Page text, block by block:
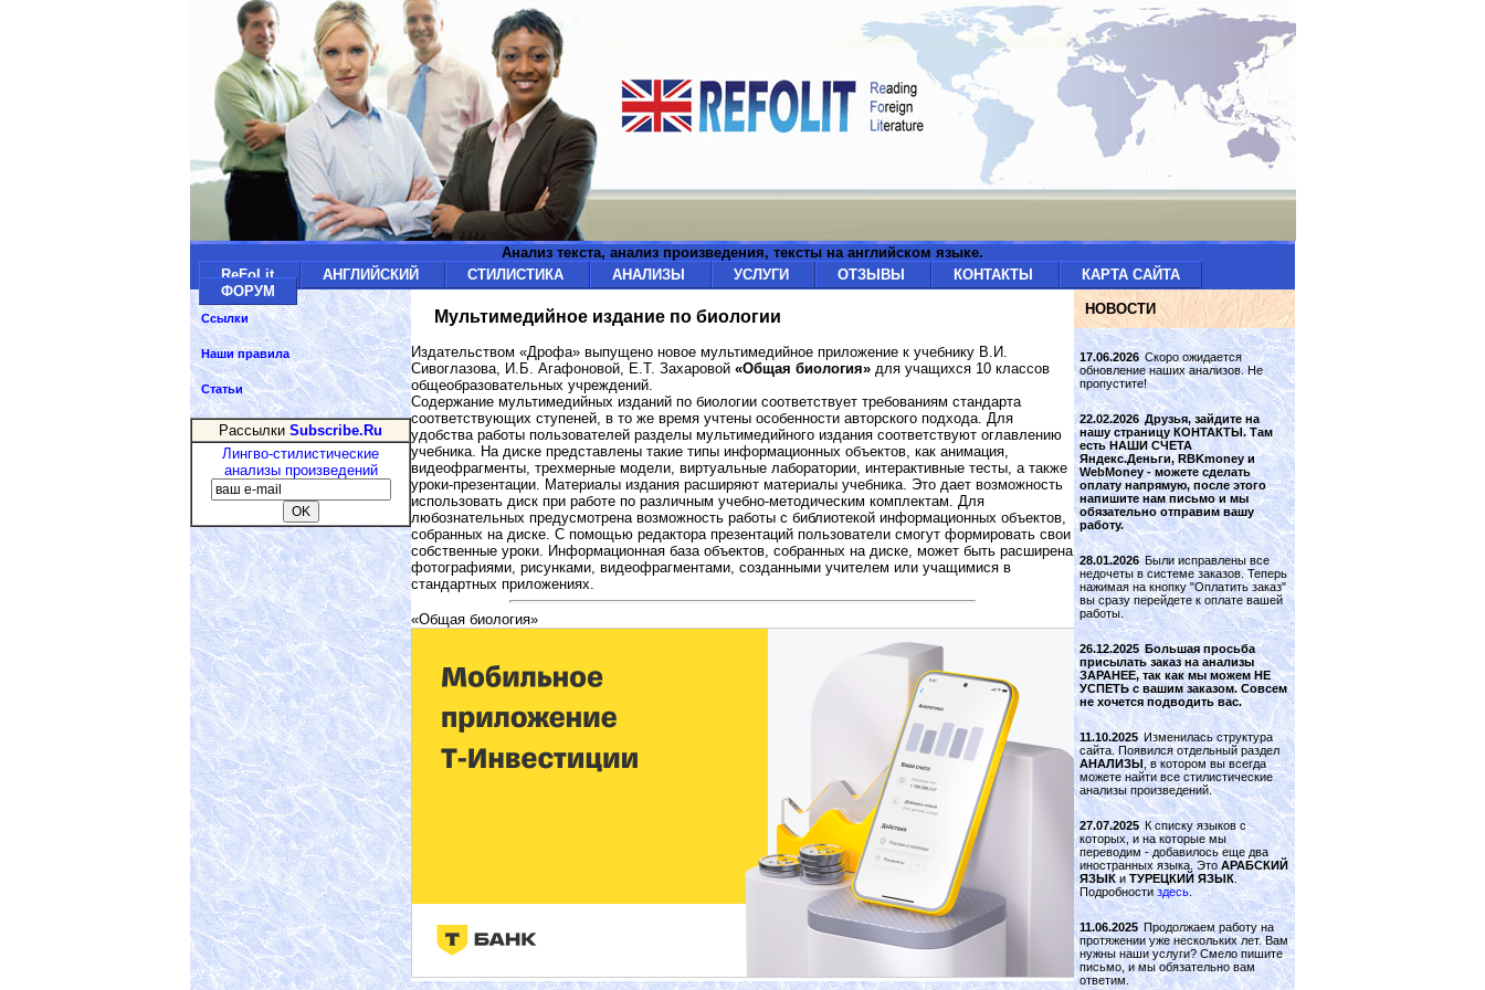
Анализ текста, анализ произведения, тексты на английском языке.
ReFoLit
АНГЛИЙСКИЙ СТИЛИСТИКА АНАЛИЗЫ УСЛУГИ ОТЗЫВЫ КОНТАКТЫ
КАРТА САЙТА
ФОРУМ
Мультимедийное издание по биологии
Издательством «Дрофа» выпущено новое мультимедийное приложение к учебнику В.И.
Сивоглазова, И.Б. Агафоновой, Е.Т. Захаровой «Общая биология» для учащихся 10 классов
общеобразовательных учреждений.
Содержание мультимедийных изданий по биологии соответствует требованиям стандарта
соответствующих ступеней, в то же время учтены особенности авторского подхода. Для
удобства работы пользователей разделы мультимедийного издания соответствуют оглавлению
учебника. На диске представлены такие типы информационных объектов, как анимация,
видеофрагменты, трехмерные модели, виртуальные лаборатории, интерактивные тесты, а также
уроки-презентации. Материалы издания расширяют материалы учебника. Это дает возможность
использовать диск при работе по различным учебно-методическим комплектам. Для
любознательных предусмотрена возможность работы с библиотекой информационных объектов,
собранных на диске. С помощью редактора презентаций пользователи смогут формировать свои
собственные уроки. Информационная база объектов, собранных на диске, может быть расширена
фотографиями, рисунками, видеофрагментами, созданными учителем или учащимися в
стандартных приложениях.
«Общая биология»
Ссылки
Наши правила
Статьи
Рассылки Subscribe.Ru
Лингво-стилистические
анализы произведений
НОВОСТИ
17.06.2026 Скоро ожидается
обновление наших анализов. Не
пропустите!
22.02.2026 Друзья, зайдите на
нашу страницу КОНТАКТЫ. Там
есть НАШИ СЧЕТА
Яндекс.Деньги, RBKmoney и
WebMoney - можете сделать
оплату напрямую, после этого
напишите нам письмо и мы
обязательно отправим вашу
работу.
28.01.2026 Были исправлены все
недочеты в системе заказов. Теперь
нажимая на кнопку "Оплатить заказ"
вы сразу перейдете к оплате вашей
работы.
26.12.2025 Большая просьба
присылать заказ на анализы
ЗАРАНЕЕ, так как мы можем НЕ
УСПЕТЬ с вашим заказом. Совсем
не хочется подводить вас.
11.10.2025 Изменилась структура
сайта. Появился отдельный раздел
АНАЛИЗЫ, в котором вы всегда
можете найти все стилистические
анализы произведений.
27.07.2025 К списку языков с
которых, и на которые мы
переводим - добавилось еще два
иностранных языка. ЭтоАРАБСКИЙ
ЯЗЫКиТУРЕЦКИЙ ЯЗЫК.
Подробностиздесь
11.06.2025 Продолжаем работу на
протяжении уже нескольких лет. Вам
нужны наши услуги? Смело пишите
письмо, и мы обязательно вам
ответим.